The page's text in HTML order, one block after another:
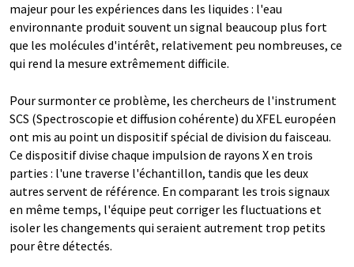
majeur pour les expériences dans les liquides : l'eau
environnante produit souvent un signal beaucoup plus fort
que les molécules d'intérêt, relativement peu nombreuses, ce
qui rend la mesure extrêmement difficile.
Pour surmonter ce problème, les chercheurs de l'instrument
SCS (Spectroscopie et diffusion cohérente) du XFEL européen
ont mis au point un dispositif spécial de division du faisceau.
Ce dispositif divise chaque impulsion de rayons X en trois
parties : l'une traverse l'échantillon, tandis que les deux
autres servent de référence. En comparant les trois signaux
en même temps, l'équipe peut corriger les fluctuations et
isoler les changements qui seraient autrement trop petits
pour être détectés.